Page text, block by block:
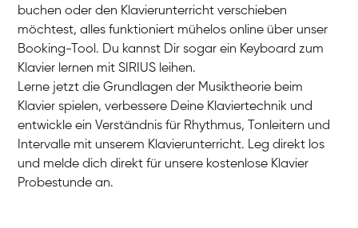
Charlotte
Klavier / Piano / Flügel
buchen oder den Klavierunterricht verschieben
möchtest, alles funktioniert mühelos online über unser
Booking-Tool. Du kannst Dir sogar ein Keyboard zum
Klavier lernen mit SIRIUS leihen.
Lerne jetzt die Grundlagen der Musiktheorie beim
Klavier spielen, verbessere Deine Klaviertechnik und
entwickle ein Verständnis für Rhythmus, Tonleitern und
Intervalle mit unserem Klavierunterricht. Leg direkt los
und melde dich direkt für unsere kostenlose Klavier
Probestunde an.